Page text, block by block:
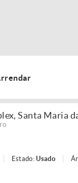
Santa Maria
Estado:Usado